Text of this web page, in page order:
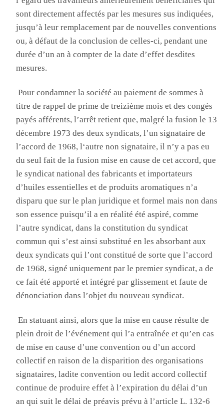
sont directement affectés par les mesuressus indiquées,
jusqu’à leur remplacement par de nouvelles conventions
ou, à défaut de la conclusion de celles-ci, pendant une
durée d’un an à compter de la date d’effet desdites
mesures.
Pour condamner la société au paiement de sommes à
titre de rappel de prime de treizième mois et des congés
payés afférents, l’arrêt retient que, malgré la fusion le 13
décembre 1973 des deux syndicats, l’un signataire de
l’accord de 1968, l‘autre non signataire, il n’y a pas eu
du seul fait de la fusion mise en cause de cet accord, que
le syndicat national des fabricants et importateurs
d’huiles essentielles et de produits aromatiques n’a
disparu que sur le plan juridique et formel mais non dans
son essence puisqu’il a en réalité été aspiré, comme
l’autre syndicat, dans la constitution du syndicat
commun qui s’est ainsi substitué en les absorbant aux
deux syndicats qui l’ont constitué de sorte que l’accord
de 1968, signé uniquement par le premier syndicat, a de
ce fait été apporté et intégré par glissement et faute de
dénonciation dans l’objet du nouveau syndicat.
En statuant ainsi, alors que la mise en cause résulte de
plein droit de l’événement qui l’a entraînée et qu’en cas
de mise en cause d’une convention ou d’un accord
collectif en raison de la disparition des organisations
signataires, ladite convention ou ledit accord collectif
continue de produire effet à l’expiration du délai d’un
an qui suit le délai de préavis prévu à l’article L. 132-6